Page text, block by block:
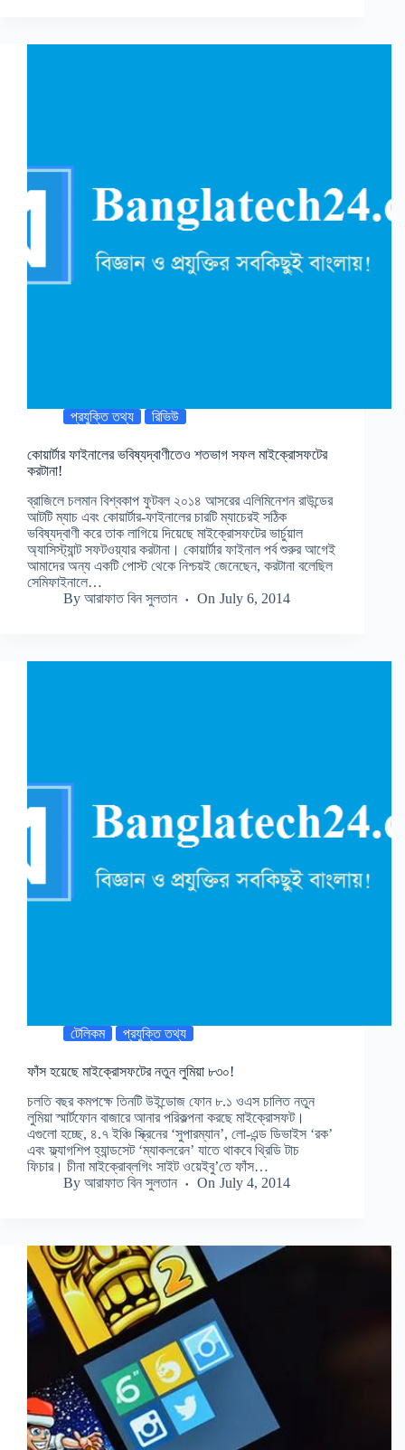
প্রযুক্তি তথ্য রিভিউ
কোয়ার্টার ফাইনালের ভবিষ্যদ্বাণীতেও শতভাগ সফল মাইক্রোসফটের
করটানা!
ব্রাজিলে চলমান বিশ্বকাপ ফুটবল ২০১৪ আসরের এলিমিনেশন রাউন্ডের
আটটি ম্যাচ এবং কোয়ার্টার-ফাইনালের চারটি ম্যাচেরই সঠিক
ভবিষ্যদ্বাণী করে তাক লাগিয়ে দিয়েছে মাইক্রোসফটের ভার্চুয়াল
অ্যাসিস্ট্যান্ট সফটওয়্যার করটানা। কোয়ার্টার ফাইনাল পর্ব শুরুর আগেই
আমাদের অন্য একটি পোস্ট থেকে নিশ্চয়ই জেনেছেন, করটানা বলেছিল
সেমিফাইনালে…
By আরাফাত বিন সুলতান On July 6, 2014
টেলিকম প্রযুক্তি তথ্য
ফাঁস হয়েছে মাইক্রোসফটের নতুন লুমিয়া ৮৩০!
চলতি বছর কমপক্ষে তিনটি উইন্ডোজ ফোন ৮.১ ওএস চালিত নতুন
লুমিয়া স্মার্টফোন বাজারে আনার পরিকল্পনা করছে মাইক্রোসফট।
এগুলো হচ্ছে, ৪.৭ ইঞ্চি স্ক্রিনের ‘সুপারম্যান’, লো-এন্ড ডিভাইস ‘রক’
এবং ফ্ল্যাগশিপ হ্যান্ডসেট ‘ম্যাকলরেন’ যাতে থাকবে থ্রিডি টাচ
ফিচার। চীনা মাইক্রোব্লগিং সাইট ওয়েইবু’তে ফাঁস…
By আরাফাত বিন সুলতান On July 4, 2014